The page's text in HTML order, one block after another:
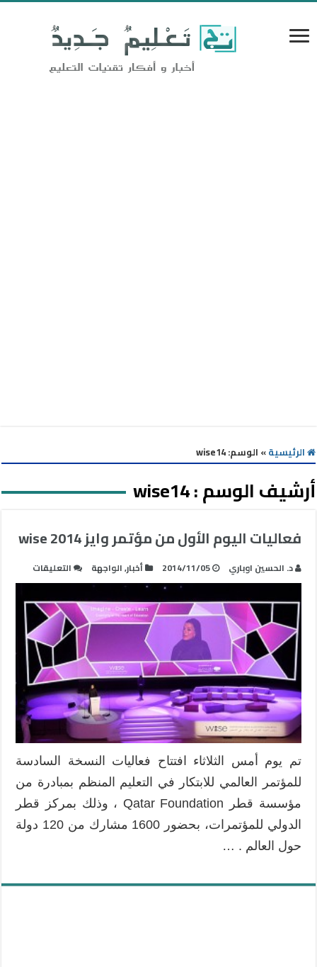
الرئيسية» الوسم:wise14
أرشيف الوسم :wise14
فعاليات اليوم الأول من مؤتمر وايز wise 2014
د. الحسين اوباري 2014/11/05 أخبار,الواجهة التعليقات
فعاليات
اليوم
الأول
من
مؤتمر
وايز
wise
2014
مغلقة
تم يوم أمس الثلاثاء افتتاح فعاليات النسخة السادسة
للمؤتمر العالمي للابتكار في التعليم المنظم بمبادرة من
مؤسسة قطر Qatar Foundation ، وذلك بمركز قطر
الدولي للمؤتمرات، بحضور 1600 مشارك من 120 دولة
حول العالم . …